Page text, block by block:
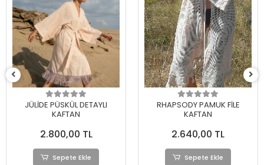
RHAPSODY PAMUK FİLE
KAFTAN
2.640,00 TL
Sepete Ekle
AKANA PAMUK ŞİLE BEZİ
DANTELLİ BOHO KAFTAN
2.780,00 TL
Sepete Ekle